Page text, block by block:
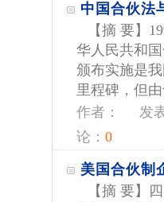
中国合伙法
【摘 要】
华人民共和
颁布实施是
里程碑，但
作者：
发
论： 0
美国合伙制
【摘 要】